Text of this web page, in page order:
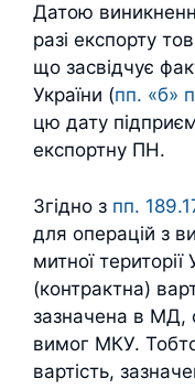
Датою
разі експорту
що засвідчує
України (пп. «б»
цю дату
експортну ПН.
Згідно з пп.
для операцій з
митної території
(контрактна)
зазначена в МД,
вимог МКУ.
вартість,